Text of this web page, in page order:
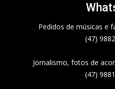
Pedidos de músicas e
(47)
Jornalismo, fotos de
(47)